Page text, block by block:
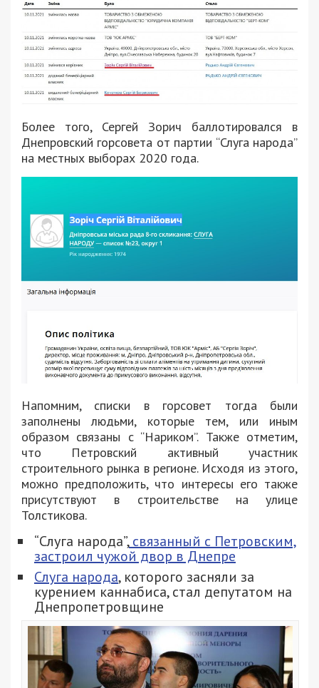
Более того, Сергей Зорич баллотировался в
Днепровский горсовета от партии “Слуга народа”
на местных выборах 2020 года.
Напомним, списки в горсовет тогда были
заполнены людьми, которые тем, или иным
образом связаны с “Нариком”. Также отметим,
что Петровский активный участник
строительного рынка в регионе. Исходя из этого,
можно предположить, что интересы его также
присутствуют в строительстве на улице
Толстикова.
“Слуга народа”,связанный с Петровским,
застроил чужой двор в Днепре
Слуга народа, которого засняли за
курением каннабиса, стал депутатом на
Днепропетровщине